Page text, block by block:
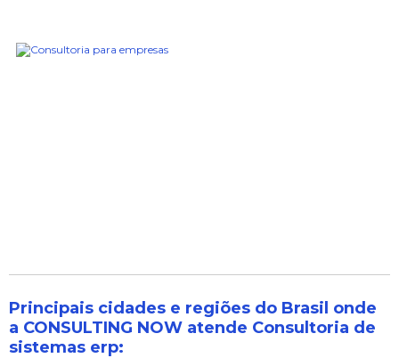
Principais cidades e regiões do Brasil onde
a CONSULTING NOW atende Consultoria de
sistemas erp: